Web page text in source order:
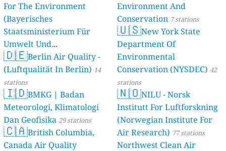
For The Environment
(Bayerisches
Staatsministerium Für
Umwelt Und
Verbraucherschutz) - LfU
46 stations
🇩🇪Berlin Air Quality -
(Luftqualität In Berlin) 14
stations
🇮🇩BMKG | Badan
Meteorologi, Klimatologi
Dan Geofisika 29 stations
🇨🇦British Columbia,
Canada Air Quality
Environment And
Conservation 7 stations
🇺🇸New York State
Department Of
Environmental
Conservation (NYSDEC) 42
stations
🇳🇴NILU - Norsk
Institutt For Luftforskning
(Norwegian Institute For
Air Research) 77 stations
Northwest Clean Air